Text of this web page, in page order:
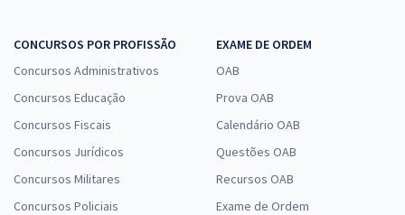
CONCURSOS POR PROFISSÃO
Concursos Administrativos
Concursos Educação
Concursos Fiscais
Concursos Jurídicos
Concursos Militares
Concursos Policiais
EXAME DE ORDEM
OAB
Prova OAB
Calendário OAB
Questões OAB
Recursos OAB
Exame de Ordem